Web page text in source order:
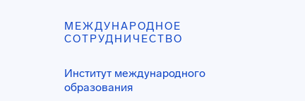
МЕЖДУНАРОДНОЕ
СОТРУДНИЧЕСТВО
Институт международного
образования